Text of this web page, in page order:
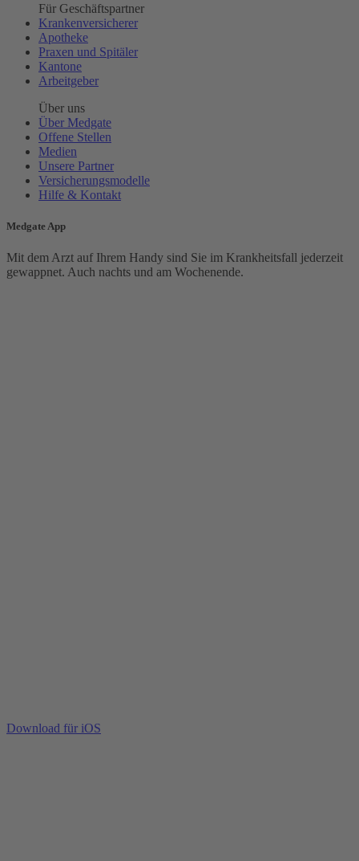
Für Geschäftspartner
Krankenversicherer
Apotheke
Praxen und Spitäler
Kantone
Arbeitgeber
Über uns
Über Medgate
Offene Stellen
Medien
Unsere Partner
Versicherungsmodelle
Hilfe & Kontakt
Medgate App
Mit dem Arzt auf Ihrem Handy sind Sie im Krankheitsfall jederzeit
gewappnet. Auch nachts und am Wochenende.
Download für iOS